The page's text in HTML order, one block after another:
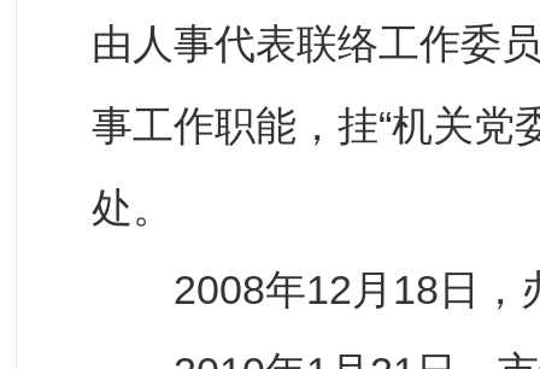
由人事代表联络工作委
事工作职能，挂“机关党
处。
2008年12月18日，办